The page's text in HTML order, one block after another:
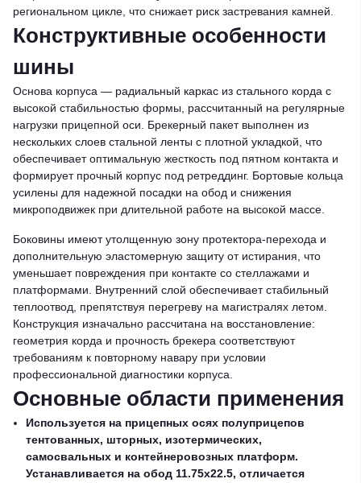
региональном цикле, что снижает риск застревания камней.
Конструктивные особенности
шины
Основа корпуса — радиальный каркас из стального корда с
высокой стабильностью формы, рассчитанный на регулярные
нагрузки прицепной оси. Брекерный пакет выполнен из
нескольких слоев стальной ленты с плотной укладкой, что
обеспечивает оптимальную жесткость под пятном контакта и
формирует прочный корпус под ретреддинг. Бортовые кольца
усилены для надежной посадки на обод и снижения
микроподвижек при длительной работе на высокой массе.
Боковины имеют утолщенную зону протектора-перехода и
дополнительную эластомерную защиту от истирания, что
уменьшает повреждения при контакте со стеллажами и
платформами. Внутренний слой обеспечивает стабильный
теплоотвод, препятствуя перегреву на магистралях летом.
Конструкция изначально рассчитана на восстановление:
геометрия корда и прочность брекера соответствуют
требованиям к повторному навару при условии
профессиональной диагностики корпуса.
Основные области применения
Используется на прицепных осях полуприцепов
тентованных, шторных, изотермических,
самосвальных и контейнеровозных платформ.
Устанавливается на обод 11.75x22.5, отличается